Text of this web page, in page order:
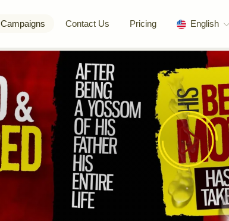
Campaigns Contact Us Pricing English